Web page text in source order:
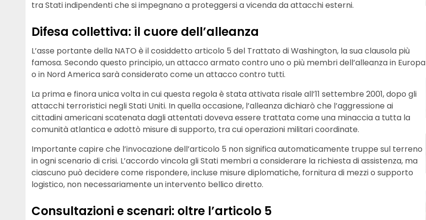
tra Stati indipendenti che si impegnano a proteggersi a vicenda da attacchi esterni.
Difesa collettiva: il cuore dell’alleanza
L’asse portante della NATO è il cosiddetto articolo 5 del Trattato di Washington, la sua clausola più
famosa. Secondo questo principio, un attacco armato contro uno o più membri dell’alleanza in Europa
o in Nord America sarà considerato come un attacco contro tutti.
La prima e finora unica volta in cui questa regola è stata attivata risale all’11 settembre 2001, dopo gli
attacchi terroristici negli Stati Uniti. In quella occasione, l’alleanza dichiarò che l’aggressione ai
cittadini americani scatenata dagli attentati doveva essere trattata come una minaccia a tutta la
comunità atlantica e adottò misure di supporto, tra cui operazioni militari coordinate.
Importante capire che l’invocazione dell’articolo 5 non significa automaticamente truppe sul terreno
in ogni scenario di crisi. L’accordo vincola gli Stati membri a considerare la richiesta di assistenza, ma
ciascuno può decidere come rispondere, incluse misure diplomatiche, fornitura di mezzi o supporto
logistico, non necessariamente un intervento bellico diretto.
Consultazioni e scenari: oltre l’articolo 5